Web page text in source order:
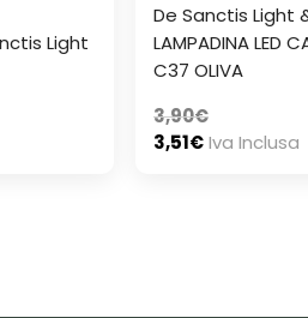
Light
De Sanctis Light
LAMPADINA LED
C37 OLIVA
3,90€
3,51€Iva Inclusa